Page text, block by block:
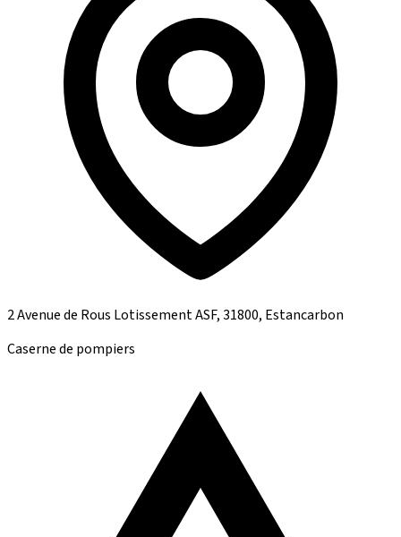
2 Avenue de Rous Lotissement ASF, 31800, Estancarbon
Caserne de pompiers